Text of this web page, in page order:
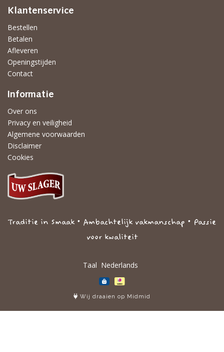
Klantenservice
Bestellen
Betalen
Afleveren
Openingstijden
Contact
Informatie
Over ons
Privacy en veiligheid
Algemene voorwaarden
Disclaimer
Cookies
Traditie in Smaak • Ambachtelijk vakmanschap • Passie
voor kwaliteit
Taal
Wij draaien op Midmid